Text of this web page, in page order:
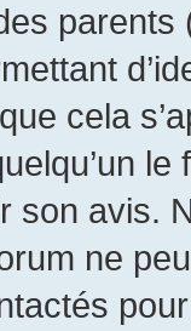
parents
cela
son avis.
ne